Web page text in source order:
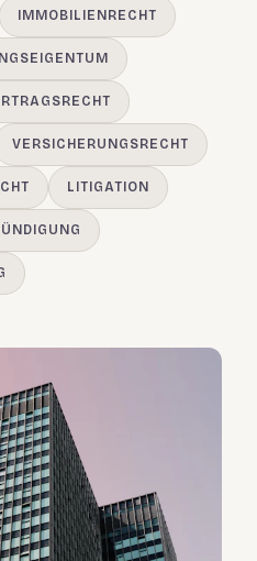
IMMOBILIENRECHT
VERSICHERUNGSRECHT
LITIGATION